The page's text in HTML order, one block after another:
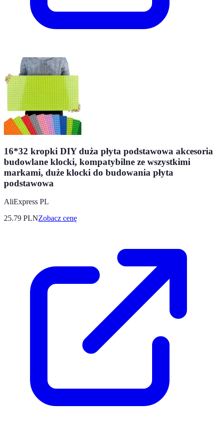
16*32 kropki DIY duża płyta podstawowa akcesoria
budowlane klocki, kompatybilne ze wszystkimi
markami, duże klocki do budowania płyta
podstawowa
AliExpress PL
25.79 PLNZobacz cenę